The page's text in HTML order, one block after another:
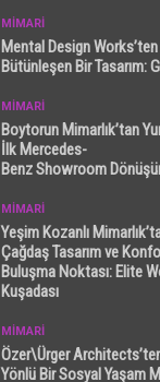
MİMARİ
Mental Design
Bütünleşen Bir Tasarım:
MİMARİ
Boytorun Mimarlık’tan
İlk Mercedes-
Benz Showroom
MİMARİ
Yeşim Kozanlı
Çağdaş Tasarım ve
Buluşma Noktası: Elite
Kuşadası
MİMARİ
Özer\Ürger Architects’ten
Yönlü Bir Sosyal Yaşam